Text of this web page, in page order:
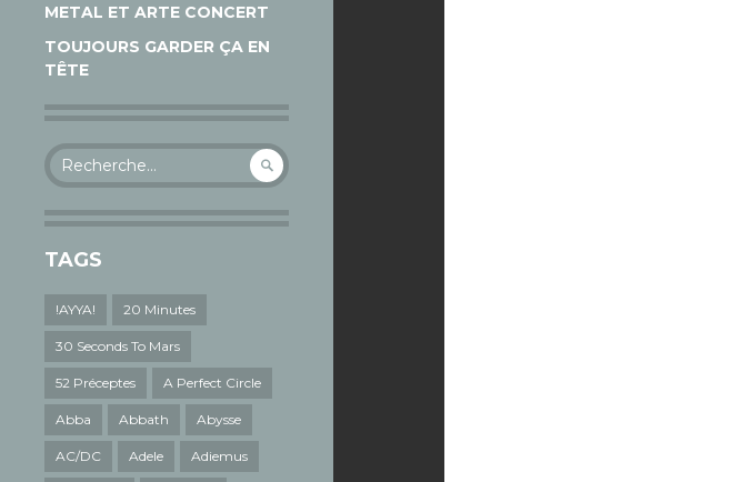
METAL ET ARTE CONCERT
TOUJOURS GARDER ÇA EN
TÊTE
Rechercher :
TAGS
!AYYA! 20 Minutes
30 Seconds To Mars
52 Préceptes A Perfect Circle
Abba Abbath Abysse
AC/DC Adele Adiemus